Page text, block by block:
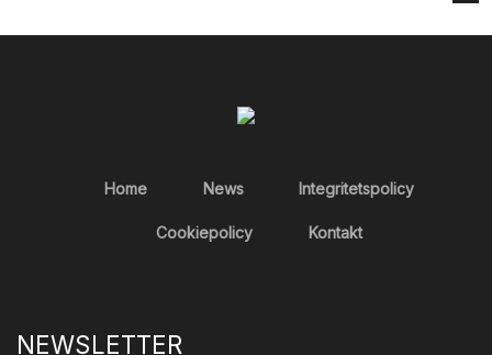
Home News Integritetspolicy
Cookiepolicy Kontakt
NEWSLETTER